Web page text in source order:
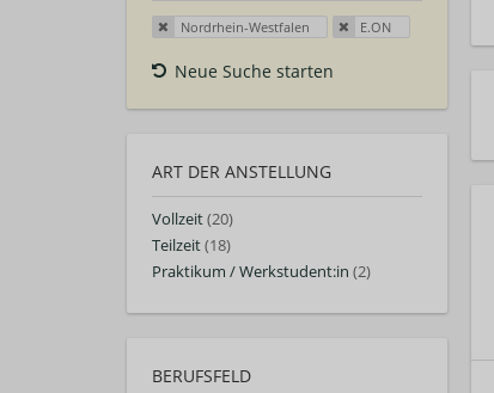
Nordrhein-Westfalen E.ON
Neue Suche starten
ART DER ANSTELLUNG
Vollzeit(20)
Teilzeit(18)
Praktikum / Werkstudent:in (2)
BERUFSFELD